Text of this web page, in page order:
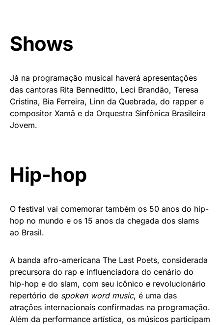
Shows
Já na programação musical haverá apresentações
das cantoras Rita Benneditto, Leci Brandão, Teresa
Cristina, Bia Ferreira, Linn da Quebrada, do rapper e
compositor Xamã e da Orquestra Sinfônica Brasileira
Jovem.
Hip-hop
O festival vai comemorar também os 50 anos do hip-
hop no mundo e os 15 anos da chegada dos slams
ao Brasil.
A banda afro-americana The Last Poets, considerada
precursora do rap e influenciadora do cenário do
hip-hop e do slam, com seu icônico e revolucionário
repertório de spoken word music, é uma das
atrações internacionais confirmadas na programação.
Além da performance artística, os músicos participam